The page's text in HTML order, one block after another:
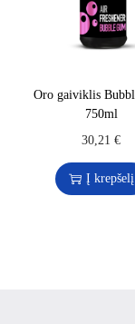
Oro gaiviklis
750ml
30,21€
Į krepšelį